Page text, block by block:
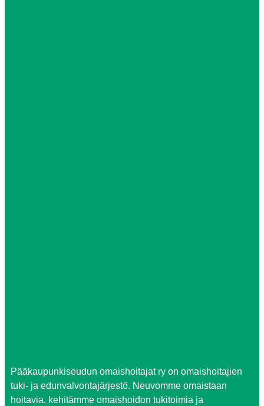
Pääkaupunkiseudun omaishoitajat ry on omaishoitajien
tuki- ja edunvalvontajärjestö. Neuvomme omaistaan
hoitavia, kehitämme omaishoidon tukitoimia ja